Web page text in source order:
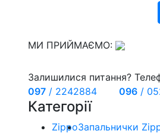
МИ ПРИЙМАЄМО:
Залишилися питання?
097 / 2242884 096 /
Категорії
ZippoЗапальнички